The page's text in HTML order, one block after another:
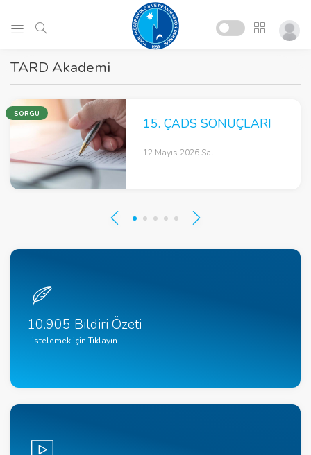
TARD Akademi
SORGU
15. ÇADS SONUÇLARI
12 Mayıs 2026 Salı
10.905 Bildiri Özeti
Listelemek için Tıklayın